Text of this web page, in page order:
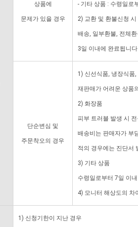
상품에
문제가 있을 경우
- 기타 상품 : 수령일로
2) 교환 및 환불신청
배송, 일부환불, 전체
3일 이내에 완료됩니
단순변심 및
주문착오의 경우
1) 신선식품, 냉장식품
재판매가 어려운 상품
2) 화장품
피부 트러블 발생 시
배송비는 판매자가 부
적의 경우에는 진단서
3) 기타 상품
수령일로부터 7일 이
4) 모니터 해상도의 차
1) 신청기한이 지난 경우